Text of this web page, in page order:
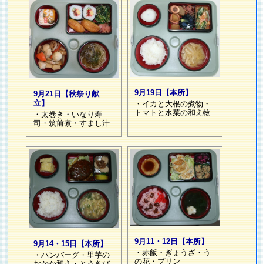
9月21日【秋祭り献
立】
・太巻き・いなり寿
司・筑前煮・すまし汁
9月19日【本所】
・イカと大根の煮物・
トマトと水菜の和え物
9月14・15日【本所】
・ハンバーグ・里芋の
9月11・12日【本所】
・赤飯・ぎょうざ・う
の花・プリン